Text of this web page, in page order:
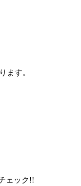
ます。
ェック!!